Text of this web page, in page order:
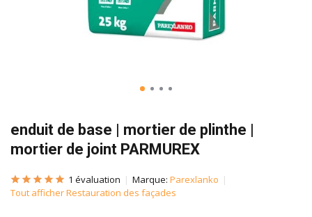
enduit de base | mortier de plinthe |
mortier de joint PARMUREX
1 évaluation Marque: Parexlanko
Tout afficher Restauration des façades